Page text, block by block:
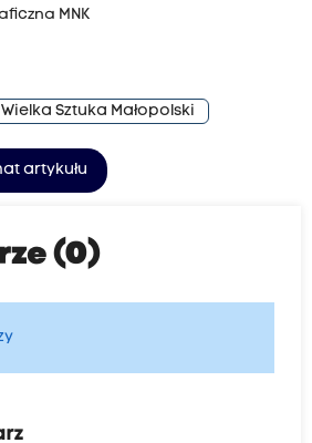
MNK
Wielka Sztuka Małopolski
artykułu
(0)